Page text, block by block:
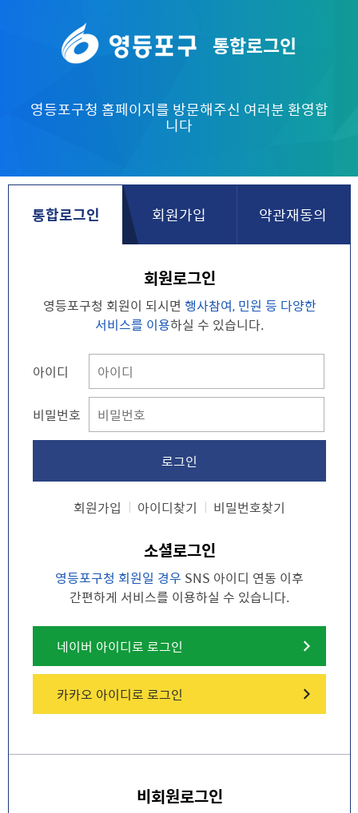
통합로그인
영등포구청 홈페이지를 방문해주신 여러분 환영합
니다
통합로그인 회원가입 약관재동의
회원로그인
영등포구청 회원이 되시면 행사참여, 민원 등 다양한
서비스를 이용하실 수 있습니다.
아이디
비밀번호
회원가입 아이디찾기 비밀번호찾기
소셜로그인
영등포구청 회원일 경우 SNS 아이디 연동 이후
간편하게 서비스를 이용하실 수 있습니다.
네이버 아이디로 로그인
카카오 아이디로 로그인
비회원로그인